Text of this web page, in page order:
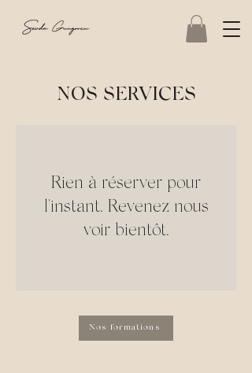
NOS SERVICES
Rien à réserver pour
l'instant. Revenez nous
voir bientôt.
Nos formations